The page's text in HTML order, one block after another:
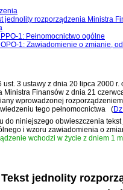
jednolity rozporządzenia Ministra
1: Pełnomocnictwo ogólne
OPO-1: Zawiadomienie o zmianie,
ust. 3 ustawy z dnia 20 lipca 2000
Ministra Finansów z dnia 21
wprowadzonej
tego pełnomocnictwa
(
do niniejszego obwieszczenia
i wzoru zawiadomienia o
wchodzi w życie z dniem 1
jednolity